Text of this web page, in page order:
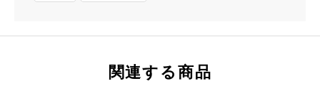
関連する商品